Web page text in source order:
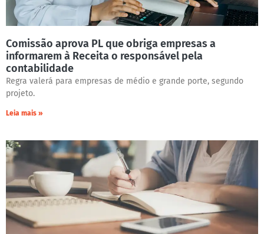
Comissão aprova PL que obriga empresas a
informarem à Receita o responsável pela
contabilidade
Regra valerá para empresas de médio e grande porte, segundo
projeto.
Leia mais »